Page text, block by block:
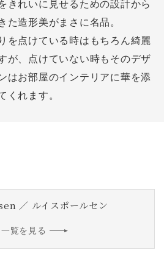
きれいに見せるための設計から
た造形美がまさに名品。
を点けている時はもちろん綺麗
が、点けていない時もそのデザ
はお部屋のインテリアに華を添
くれます。
／ ルイスポールセン
覧を見る